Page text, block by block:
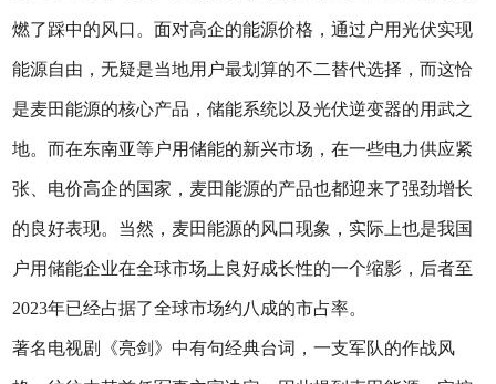
燃了踩中的风口。面对高企的能源价格，通过户用光伏实现
能源自由，无疑是当地用户最划算的不二替代选择，而这恰
是麦田能源的核心产品，储能系统以及光伏逆变器的用武之
地。而在东南亚等户用储能的新兴市场，在一些电力供应紧
张、电价高企的国家，麦田能源的产品也都迎来了强劲增长
的良好表现。当然，麦田能源的风口现象，实际上也是我国
户用储能企业在全球市场上良好成长性的一个缩影，后者至
2023年已经占据了全球市场约八成的市占率。
著名电视剧《亮剑》中有句经典台词，一支军队的作战风